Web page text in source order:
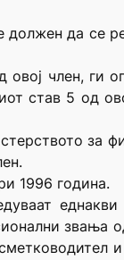
должен да се
член, ги
став 5 од
за
1996 година.
звања